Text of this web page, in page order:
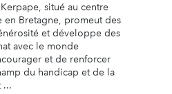
situé au centre
en Bretagne, promeut des
et développe des
avec le monde
et de renforcer
du handicap et de la
...